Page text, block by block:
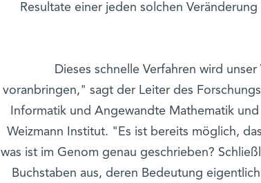
Resultate einer jeden solchen
"Dieses schnelle Verfahren wird
voranbringen," sagt der Leiter des
Informatik und Angewandte Mathematik
Weizmann Institut. "Es ist bereits möglich,
was ist im Genom genau geschrieben?
Buchstaben aus, deren Bedeutung